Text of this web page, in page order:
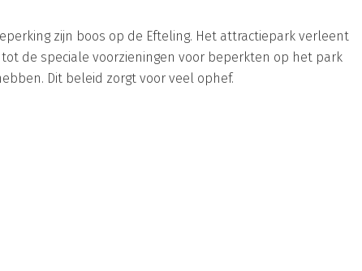
zijn boos op de Efteling. Het attractiepark verleent
de speciale voorzieningen voor beperkten op het park
Dit beleid zorgt voor veel ophef.